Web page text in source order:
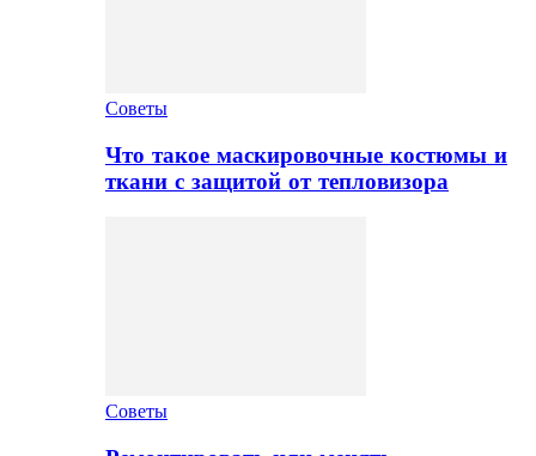
Советы
Что такое маскировочные костюмы и
ткани с защитой от тепловизора
Советы